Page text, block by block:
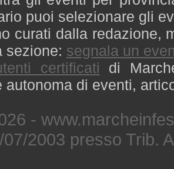
puoi selezionare gli
curati dalla redazione,
sezione: segnala un
certificati di
autonoma di eventi,
-
07/2003 presso Trib.